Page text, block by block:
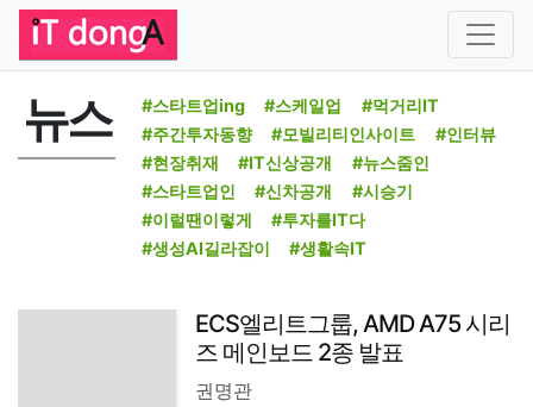
뉴스 #스타트업ing #스케일업
#먹거리IT
#주간투자동향
#모빌리티인사이트
#인터뷰
#현장취재
#IT신상공개
#뉴스줌인
#스타트업인
#신차공개
#시승기
#이럴땐이렇게
#투자를IT다
#생성AI길라잡이
#생활속IT
ECS엘리트그룹, AMD A75 시리
즈 메인보드 2종 발표
권명관